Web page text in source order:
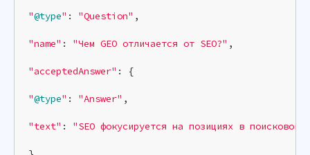
"@type" : "Question" ,
"name" : "Чем GEO отличается от SEO?" ,
"acceptedAnswer" : {
"@type" : "Answer" ,
"text" : "SEO фокусируется на позициях в